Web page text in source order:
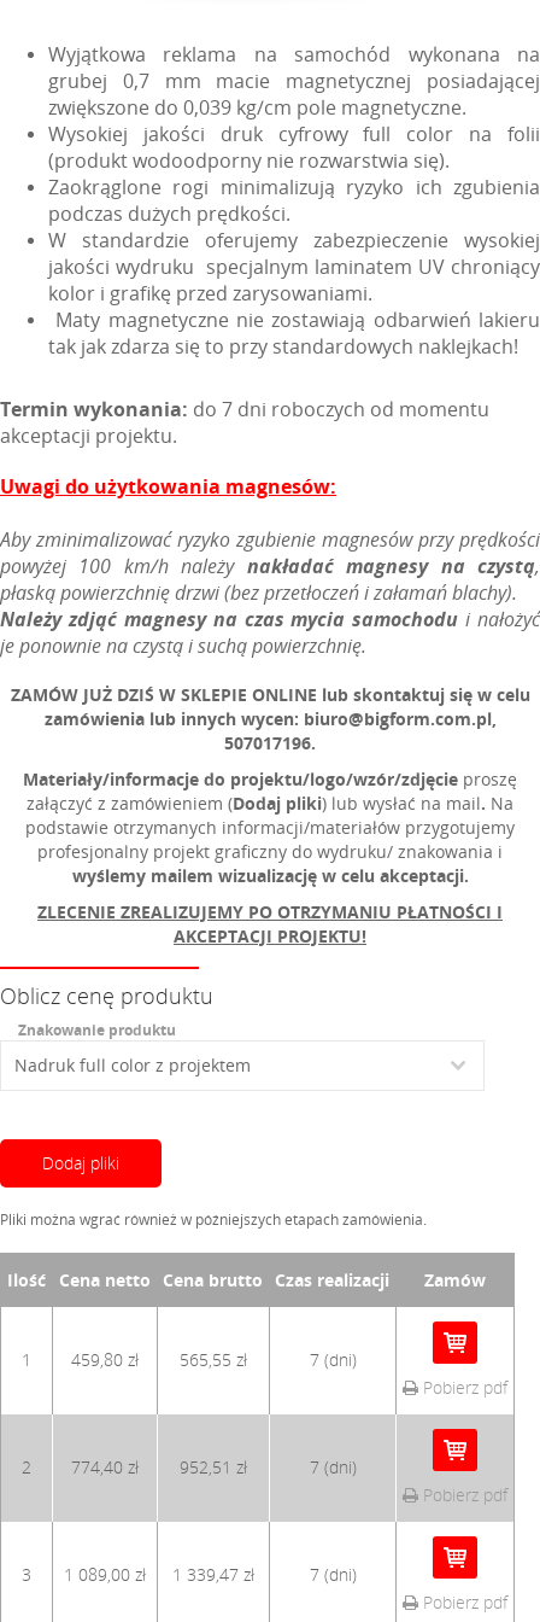
Wyjątkowa reklama na samochód wykonana na
grubej 0,7 mm macie magnetycznej posiadającej
zwiększone do 0,039 kg/cm pole magnetyczne.
Wysokiej jakości druk cyfrowy full color na folii
(produkt wodoodporny nie rozwarstwia się).
Zaokrąglone rogi minimalizują ryzyko ich zgubienia
podczas dużych prędkości.
W standardzie oferujemy zabezpieczenie wysokiej
jakości wydruku specjalnym laminatem UV chroniący
kolor i grafikę przed zarysowaniami.
Maty magnetyczne nie zostawiają odbarwień lakieru
tak jak zdarza się to przy standardowych naklejkach!
Termin wykonania: do 7 dni roboczych od momentu
akceptacji projektu.
Uwagi do użytkowania magnesów:
Aby zminimalizować ryzyko zgubienie magnesów przy prędkości
powyżej 100 km/h należy nakładać magnesy na czystą,
płaską powierzchnię drzwi (bez przetłoczeń i załamań blachy).
Należy zdjąć magnesy na czas mycia samochodu i nałożyć
je ponownie na czystą i suchą powierzchnię.
ZAMÓW JUŻ DZIŚ W SKLEPIE ONLINE lub skontaktuj się w celu
zamówienia lub innych wycen: biuro@bigform.com.pl,
507017196.
Materiały/informacje do projektu/logo/wzór/zdjęcie proszę
załączyć z zamówieniem (Dodaj pliki) lub wysłać na mail. Na
podstawie otrzymanych informacji/materiałów przygotujemy
profesjonalny projekt graficzny do wydruku/ znakowania i
wyślemy mailem wizualizację w celu akceptacji.
ZLECENIE ZREALIZUJEMY PO OTRZYMANIU PŁATNOŚCI I
AKCEPTACJI PROJEKTU!
Oblicz cenę produktu
Znakowanie produktu
Dodaj pliki
Pliki można wgrać również w późniejszych etapach zamówienia.
Ilość Cena netto Cena brutto Czas realizacji Zamów
1 459,80 zł 565,55 zł
7 (dni)
Pobierz pdf
2 774,40 zł 952,51 zł
7 (dni)
Pobierz pdf
3 1 089,00 zł 1 339,47 zł
7 (dni)
Pobierz pdf